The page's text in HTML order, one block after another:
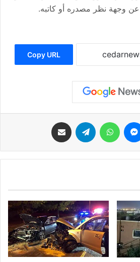
وجهة نظر مصدره أو كاتبه.
Copy URL
ماسنجر واتساب تيلقرام